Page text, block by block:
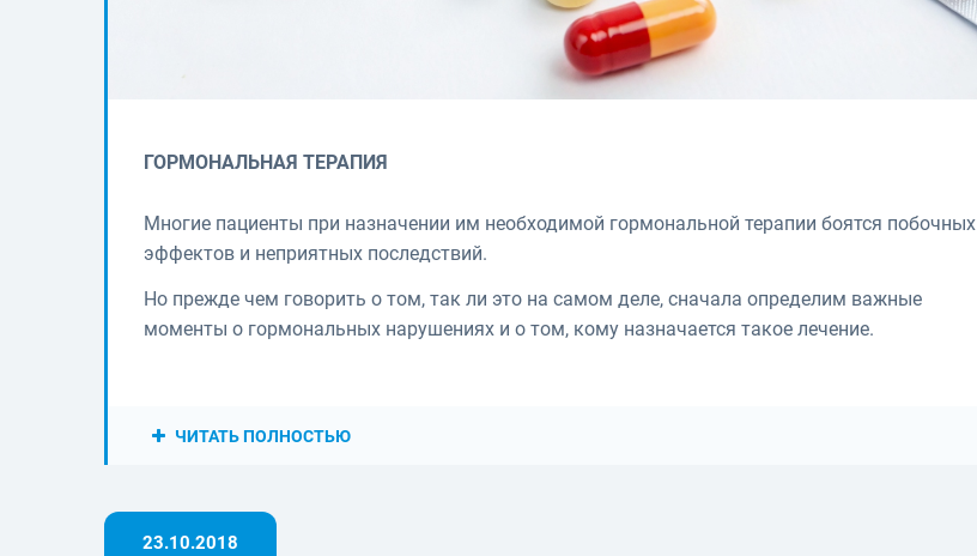
ГОРМОНАЛЬНАЯ ТЕРАПИЯ
Многие пациенты при назначении им необходимой гормональной терапии боятся побочных
эффектов и неприятных последствий.
Но прежде чем говорить о том, так ли это на самом деле, сначала определим важные
моменты о гормональных нарушениях и о том, кому назначается такое лечение.
ЧИТАТЬ ПОЛНОСТЬЮ
23.10.2018